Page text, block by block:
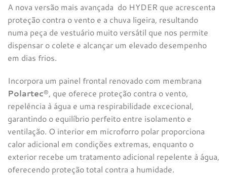
A nova versão mais avançada do HYDER que acrescenta
proteção contra o vento e a chuva ligeira, resultando
numa peça de vestuário muito versátil que nos permite
dispensar o colete e alcançar um elevado desempenho
em dias frios.
Incorpora um painel frontal renovado com membrana
Polartec®, que oferece proteção contra o vento,
repelência à água e uma respirabilidade excecional,
garantindo o equilíbrio perfeito entre isolamento e
ventilação. O interior em microforro polar proporciona
calor adicional em condições extremas, enquanto o
exterior recebe um tratamento adicional repelente à água,
oferecendo proteção total contra a humidade.